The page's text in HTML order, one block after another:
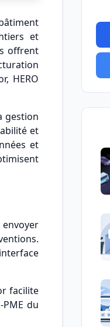
et
offrent
HERO
gestion
et
et
envoyer
facilite
du